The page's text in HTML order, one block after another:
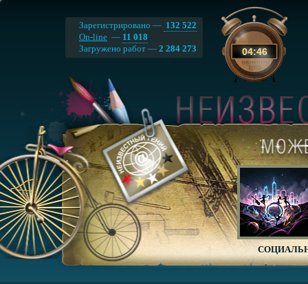
04:46
Зарегистрировано — 132 522
On-line — 11 018
Загружено работ — 2 284 273